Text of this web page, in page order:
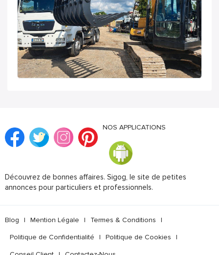
NOS APPLICATIONS
Découvrez de bonnes affaires. Sigog, le site de petites
annonces pour particuliers et professionnels.
Blog | Mention Légale | Termes & Conditions |
Politique de Confidentialité | Politique de Cookies |